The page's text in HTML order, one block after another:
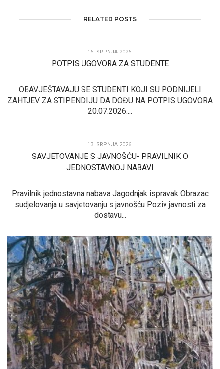
RELATED POSTS
16. SRPNJA 2026.
POTPIS UGOVORA ZA STUDENTE
OBAVJEŠTAVAJU SE STUDENTI KOJI SU PODNIJELI
ZAHTJEV ZA STIPENDIJU DA DOĐU NA POTPIS UGOVORA
20.07.2026....
13. SRPNJA 2026.
SAVJETOVANJE S JAVNOŠĆU- PRAVILNIK O
JEDNOSTAVNOJ NABAVI
Pravilnik jednostavna nabava Jagodnjak ispravak Obrazac
sudjelovanja u savjetovanju s javnošću Poziv javnosti za
dostavu...